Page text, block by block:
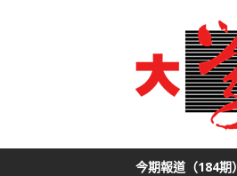
今期報道（184期）